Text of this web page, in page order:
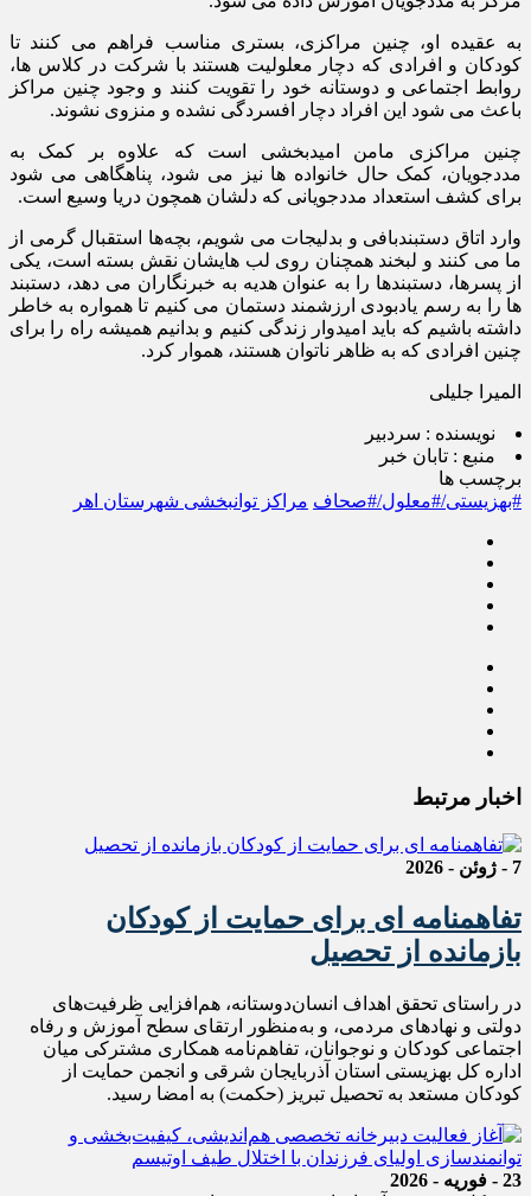
به عقیده او، چنین مراکزی، بستری مناسب فراهم می کنند تا
کودکان و افرادی که دچار معلولیت هستند با شرکت در کلاس ها،
روابط اجتماعی و دوستانه خود را تقویت کنند و وجود چنین مراکز
باعث می شود این افراد دچار افسردگی نشده و منزوی نشوند‌.
چنین مراکزی مامن امیدبخشی است که علاوه بر کمک به
مددجویان، کمک حال خانواده ها نیز می شود، پناهگاهی می شود
برای کشف استعداد مددجویانی که دلشان همچون دریا وسیع است.
وارد اتاق دستبندبافی و بدلیجات می شویم، بچه‌ها استقبال گرمی از
ما می کنند و لبخند همچنان روی لب هایشان نقش بسته است، یکی
از پسرها، دستبندها را به عنوان هدیه به خبرنگاران می دهد، دستبند
ها را به رسم یادبودی ارزشمند دستمان می کنیم تا همواره به خاطر
داشته باشیم که باید امیدوار زندگی کنیم و بدانیم همیشه راه را برای
چنین افرادی که به ظاهر ناتوان هستند، هموار کرد.
المیرا جلیلی
نویسنده : سردبیر
منبع : تابان خبر
برچسب ها
#بهزیستی/#معلول/#صحاف مراکز توانبخشی شهرستان اهر
اخبار مرتبط
7 - ژوئن - 2026
تفاهمنامه ای برای حمایت از کودکان
بازمانده از تحصیل
در راستای تحقق اهداف انسان‌دوستانه، هم‌افزایی ظرفیت‌های
دولتی و نهادهای مردمی، و به‌منظور ارتقای سطح آموزش و رفاه
اجتماعی کودکان و نوجوانان، تفاهم‌نامه همکاری مشترکی میان
اداره کل بهزیستی استان آذربایجان شرقی و انجمن حمایت از
کودکان مستعد به تحصیل تبریز (حکمت) به امضا رسید.
23 - فوریه - 2026